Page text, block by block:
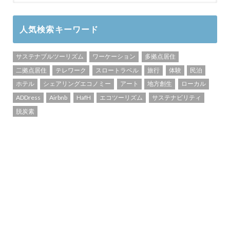
人気検索キーワード
サステナブルツーリズム ワーケーション
多拠点居住
二拠点居住
テレワーク スロートラベル 旅行 体験
民泊
ホテル
シェアリングエコノミー アート 地方創生
ローカル
ADDress
Airbnb HafH エコツーリズム
サステナビリティ
脱炭素